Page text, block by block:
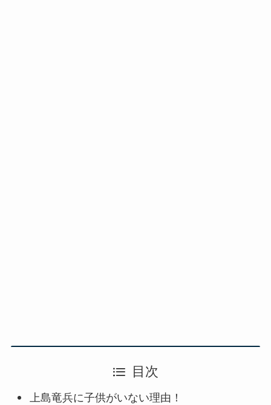
目次
上島竜兵に子供がいない理由！